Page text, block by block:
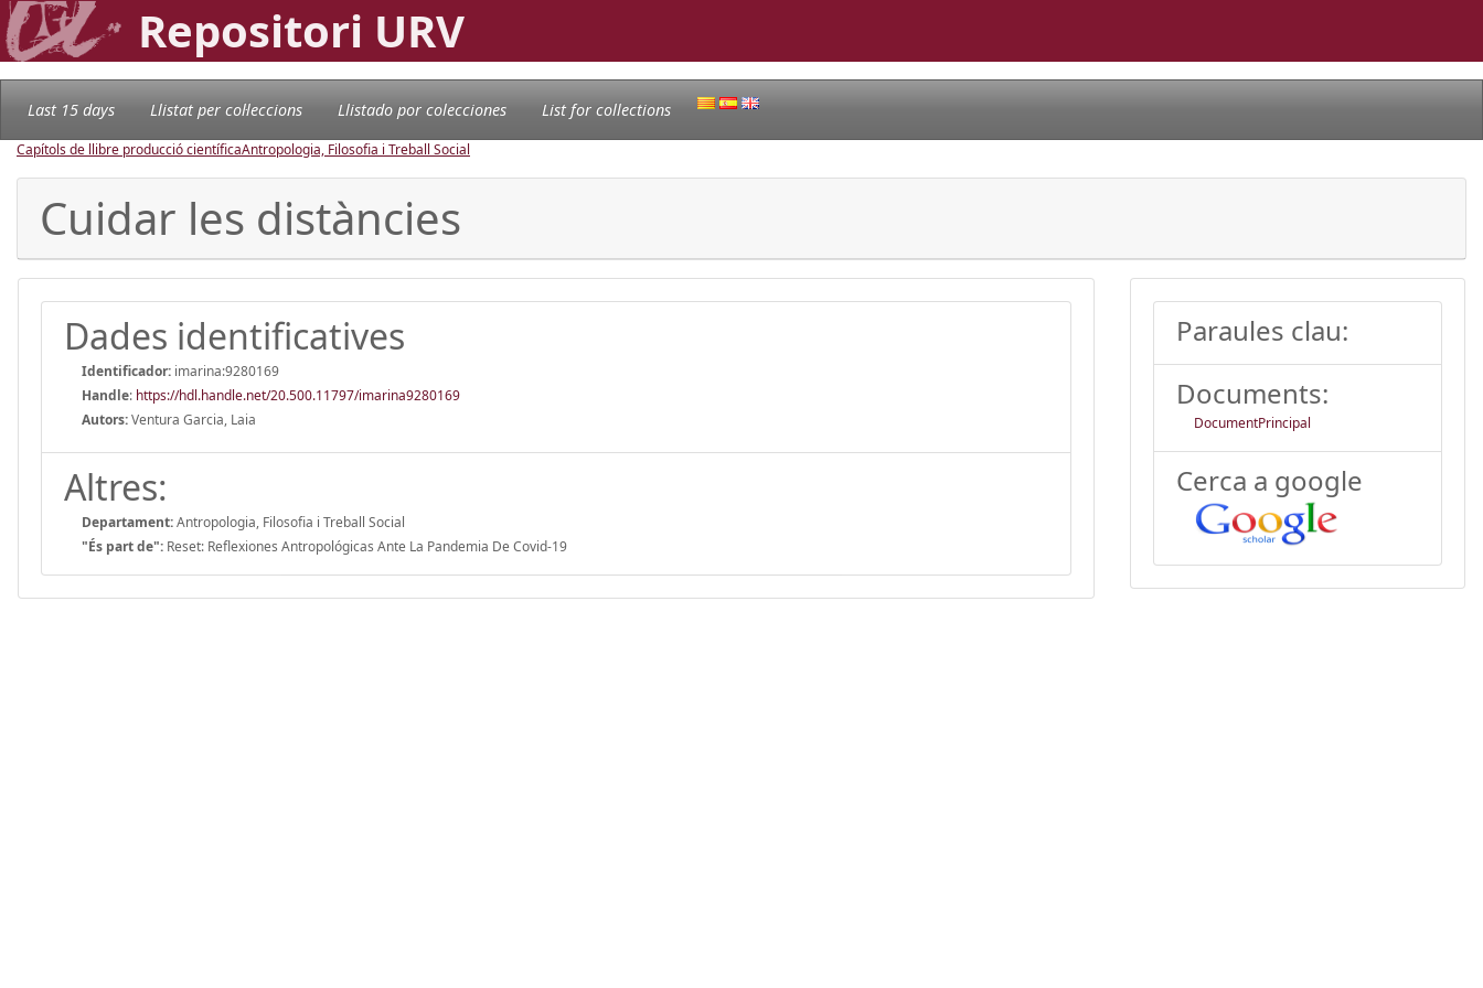
Repositori URV
Last 15 days Llistat per col·leccions Llistado por colecciones List for collections
Capítols de llibre producció científicaAntropologia, Filosofia i Treball Social
Cuidar les distàncies
Dades identificatives
Identificador: imarina:9280169
Handle: https://hdl.handle.net/20.500.11797/imarina9280169
Autors:Ventura Garcia, Laia
Altres:
Departament:Antropologia, Filosofia i Treball Social
"És part de": Reset: Reflexiones Antropológicas Ante La Pandemia De Covid-19
Paraules clau:
Documents:
DocumentPrincipal
Cerca a google